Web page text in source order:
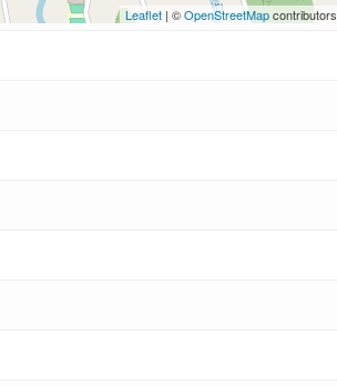
Leaflet | ©OpenStreetMapcontributors